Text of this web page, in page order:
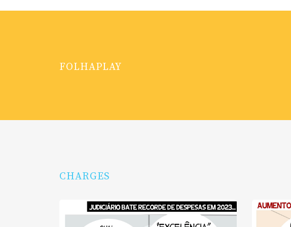
FOLHAPLAY
CHARGES